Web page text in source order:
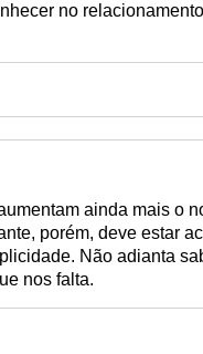
no
ainda mais o
porém, deve estar
Não adianta
nos falta.